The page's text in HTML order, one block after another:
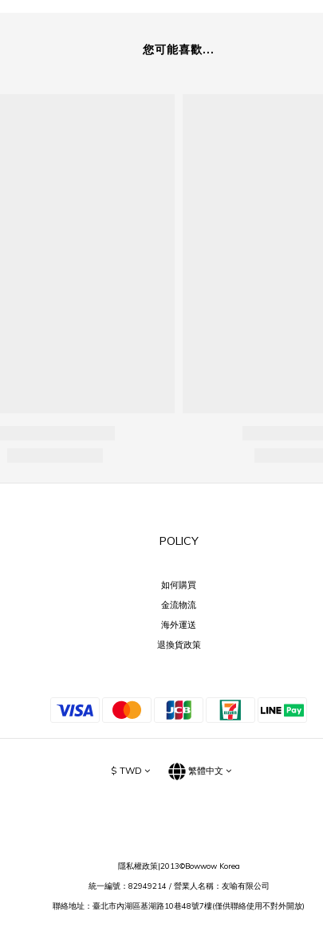
您可能喜歡...
POLICY
如何購買
金流物流
海外運送
退換貨政策
$ TWD 繁體中文
隱私權政策|2013©Bowwow Korea
統一編號：82949214 / 營業人名稱：友喻有限公司
聯絡地址：臺北市內湖區基湖路10巷48號7樓(僅供聯絡使用不對外開放)